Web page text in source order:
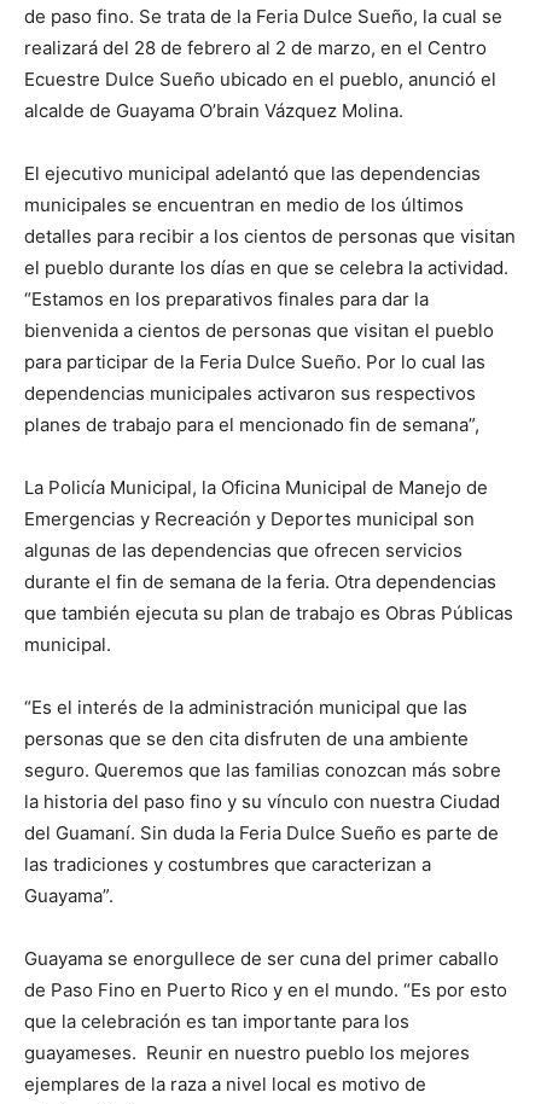
de paso fino. Se trata de la Feria Dulce Sueño, la cual se
realizará del 28 de febrero al 2 de marzo, en el Centro
Ecuestre Dulce Sueño ubicado en el pueblo, anunció el
alcalde de Guayama O’brain Vázquez Molina.
El ejecutivo municipal adelantó que las dependencias
municipales se encuentran en medio de los últimos
detalles para recibir a los cientos de personas que visitan
el pueblo durante los días en que se celebra la actividad.
“Estamos en los preparativos finales para dar la
bienvenida a cientos de personas que visitan el pueblo
para participar de la Feria Dulce Sueño. Por lo cual las
dependencias municipales activaron sus respectivos
planes de trabajo para el mencionado fin de semana”,
La Policía Municipal, la Oficina Municipal de Manejo de
Emergencias y Recreación y Deportes municipal son
algunas de las dependencias que ofrecen servicios
durante el fin de semana de la feria. Otra dependencias
que también ejecuta su plan de trabajo es Obras Públicas
municipal.
“Es el interés de la administración municipal que las
personas que se den cita disfruten de una ambiente
seguro. Queremos que las familias conozcan más sobre
la historia del paso fino y su vínculo con nuestra Ciudad
del Guamaní. Sin duda la Feria Dulce Sueño es parte de
las tradiciones y costumbres que caracterizan a
Guayama”.
Guayama se enorgullece de ser cuna del primer caballo
de Paso Fino en Puerto Rico y en el mundo. “Es por esto
que la celebración es tan importante para los
guayameses. Reunir en nuestro pueblo los mejores
ejemplares de la raza a nivel local es motivo de